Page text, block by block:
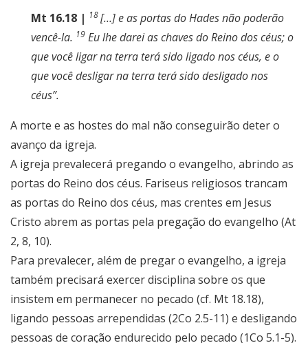
Mt 16.18 | 18[…] e as portas do Hades não poderão
vencê-la. 19 Eu lhe darei as chaves do Reino dos céus; o
que você ligar na terra terá sido ligado nos céus, e o
que você desligar na terra terá sido desligado nos
céus”.
A morte e as hostes do mal não conseguirão deter o
avanço da igreja.
A igreja prevalecerá pregando o evangelho, abrindo as
portas do Reino dos céus. Fariseus religiosos trancam
as portas do Reino dos céus, mas crentes em Jesus
Cristo abrem as portas pela pregação do evangelho (At
2, 8, 10).
Para prevalecer, além de pregar o evangelho, a igreja
também precisará exercer disciplina sobre os que
insistem em permanecer no pecado (cf. Mt 18.18),
ligando pessoas arrependidas (2Co 2.5-11) e desligando
pessoas de coração endurecido pelo pecado (1Co 5.1-5).